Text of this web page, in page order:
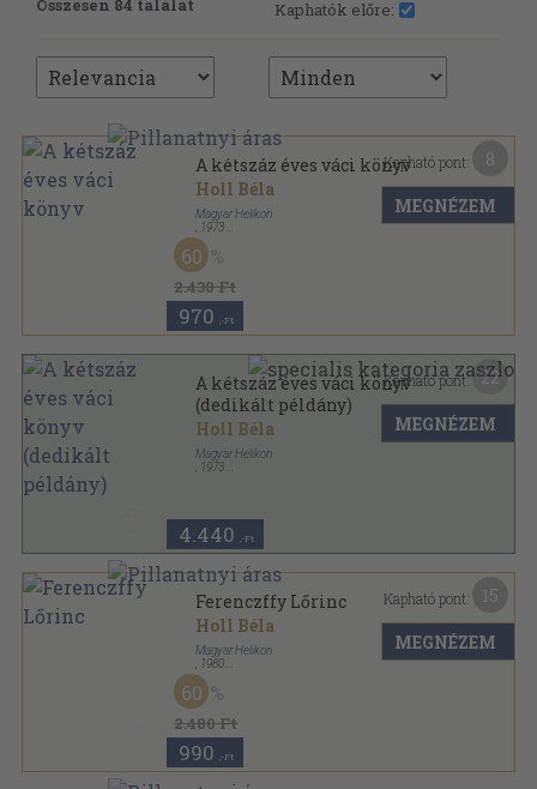
Összesen 84 találat Kaphatók előre:
A kétszáz éves váci könyv
Holl Béla
Magyar Helikon
1973
Fűzött kemény papírkötés
2.430 Ft
60
970 ,-Ft
Kapható pont:
MEGNÉZEM
A kétszáz éves váci könyv
(dedikált példány)
Holl Béla
Magyar Helikon
1973
4.440 ,-Ft
Kapható pont: 22
MEGNÉZEM
Ferenczffy Lőrinc
Holl Béla
Magyar Helikon
1980
Vászon
2.480 Ft
60
990 ,-Ft
Kapható pont:
MEGNÉZEM